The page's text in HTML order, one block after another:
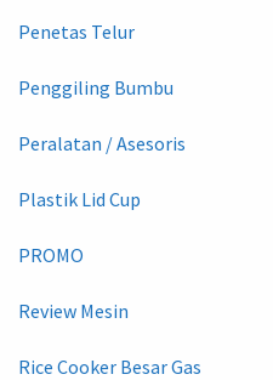
Penetas Telur
Penggiling Bumbu
Peralatan / Asesoris
Plastik Lid Cup
PROMO
Review Mesin
Rice Cooker Besar Gas